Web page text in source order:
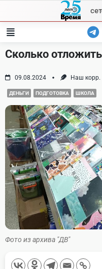
content
Сколько
09.08.2024 Наш корр.
ДЕНЬГИ ПОДГОТОВКА ШКОЛА
Фото из архива "ДВ"